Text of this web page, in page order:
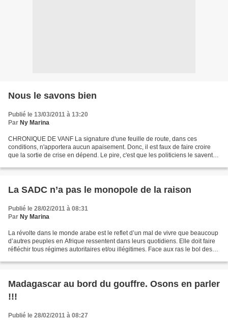
Nous le savons bien
Publié le 13/03/2011 à 13:20
Par Ny Marina
CHRONIQUE DE VANF La signature d'une feuille de route, dans ces
conditions, n'apportera aucun apaisement. Donc, il est faux de faire croire
que la sortie de crise en dépend. Le pire, c'est que les politiciens le savent.
La SADC n’a pas le monopole de la raison
Publié le 28/02/2011 à 08:31
Par Ny Marina
La révolte dans le monde arabe est le reflet d’un mal de vivre que beaucoup
d’autres peuples en Afrique ressentent dans leurs quotidiens. Elle doit faire
réfléchir tous régimes autoritaires et/ou illégitimes. Face aux ras le bol des
Madagascar au bord du gouffre. Osons en parler
!!!
Publié le 28/02/2011 à 08:27